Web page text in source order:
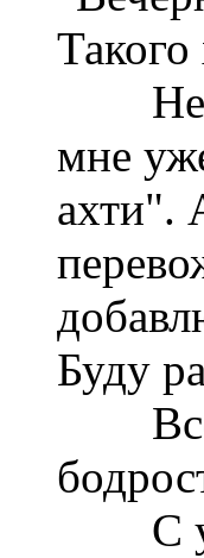
Такого
Не
мне
ахти".
Буду
С